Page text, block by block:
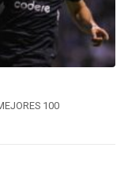
100